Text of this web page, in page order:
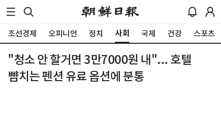
조선경제 오피니언 정치 사회 국제 건강 스포츠
"청소 안 할거면 3만7000원 내"... 호텔
뺨치는 펜션 유료 옵션에 분통